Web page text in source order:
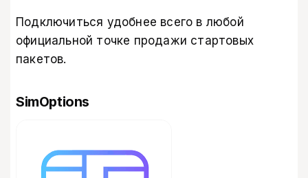
Подключиться удобнее всего в любой
официальной точке продажи стартовых
пакетов.
SimOptions